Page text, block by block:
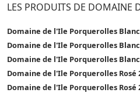
LES PRODUITS DE DOMAINE
Domaine de l'Ile Porquerolles Blanc
Domaine de l'Ile Porquerolles Blanc
Domaine de l'Ile Porquerolles Blanc
Domaine de l'Ile Porquerolles Rosé
Domaine de l'Ile Porquerolles Rosé